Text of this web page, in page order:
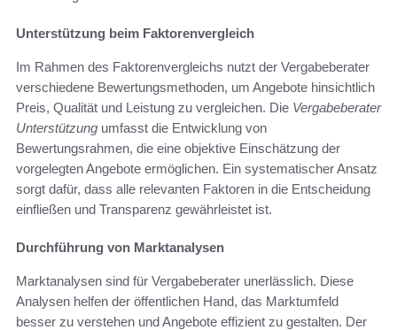
Unterstützung beim Faktorenvergleich
Im Rahmen des Faktorenvergleichs nutzt der Vergabeberater
verschiedene Bewertungsmethoden, um Angebote hinsichtlich
Preis, Qualität und Leistung zu vergleichen. Die Vergabeberater
Unterstützung umfasst die Entwicklung von
Bewertungsrahmen, die eine objektive Einschätzung der
vorgelegten Angebote ermöglichen. Ein systematischer Ansatz
sorgt dafür, dass alle relevanten Faktoren in die Entscheidung
einfließen und Transparenz gewährleistet ist.
Durchführung von Marktanalysen
Marktanalysen sind für Vergabeberater unerlässlich. Diese
Analysen helfen der öffentlichen Hand, das Marktumfeld
besser zu verstehen und Angebote effizient zu gestalten. Der